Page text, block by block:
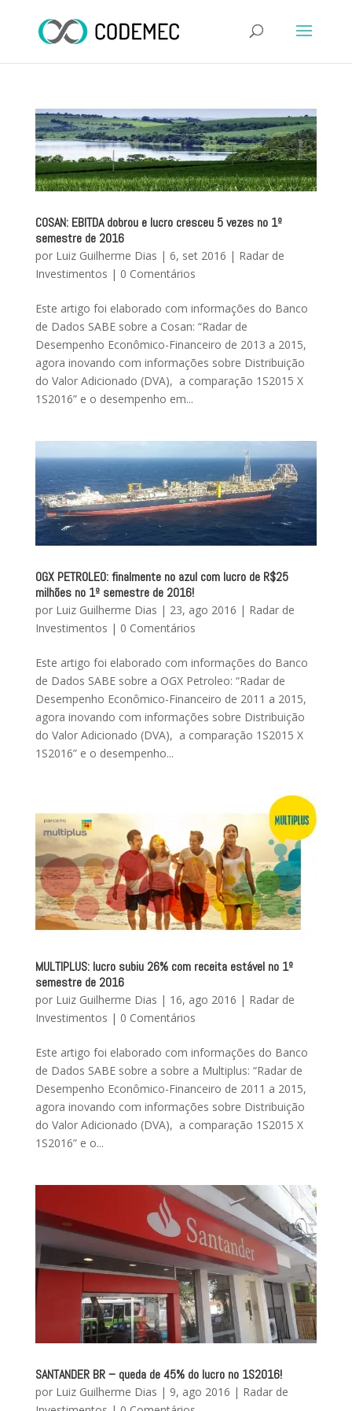
COSAN: EBITDA dobrou e lucro cresceu 5 vezes no 1º
semestre de 2016
por Luiz Guilherme Dias | 6, set 2016 | Radar de
Investimentos | 0 Comentários
Este artigo foi elaborado com informações do Banco
de Dados SABE sobre a Cosan: “Radar de
Desempenho Econômico-Financeiro de 2013 a 2015,
agora inovando com informações sobre Distribuição
do Valor Adicionado (DVA), a comparação 1S2015 X
1S2016” e o desempenho em...
OGX PETROLEO: finalmente no azul com lucro de R$25
milhões no 1º semestre de 2016!
por Luiz Guilherme Dias | 23, ago 2016 | Radar de
Investimentos | 0 Comentários
Este artigo foi elaborado com informações do Banco
de Dados SABE sobre a OGX Petroleo: “Radar de
Desempenho Econômico-Financeiro de 2011 a 2015,
agora inovando com informações sobre Distribuição
do Valor Adicionado (DVA), a comparação 1S2015 X
1S2016” e o desempenho...
MULTIPLUS: lucro subiu 26% com receita estável no 1º
semestre de 2016
por Luiz Guilherme Dias | 16, ago 2016 | Radar de
Investimentos | 0 Comentários
Este artigo foi elaborado com informações do Banco
de Dados SABE sobre a sobre a Multiplus: “Radar de
Desempenho Econômico-Financeiro de 2011 a 2015,
agora inovando com informações sobre Distribuição
do Valor Adicionado (DVA), a comparação 1S2015 X
1S2016” e o...
SANTANDER BR – queda de 45% do lucro no 1S2016!
por Luiz Guilherme Dias | 9, ago 2016 | Radar de